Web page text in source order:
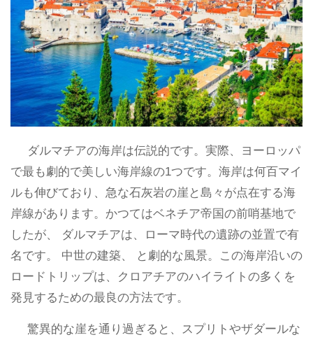
ダルマチアの海岸は伝説的です。実際、ヨーロッパ
で最も劇的で美しい海岸線の1つです。海岸は何百マイ
ルも伸びており、急な石灰岩の崖と島々が点在する海
岸線があります。かつてはベネチア帝国の前哨基地で
したが、 ダルマチアは、ローマ時代の遺跡の並置で有
名です。 中世の建築、 と劇的な風景。この海岸沿いの
ロードトリップは、クロアチアのハイライトの多くを
発見するための最良の方法です。
驚異的な崖を通り過ぎると、スプリトやザダールな